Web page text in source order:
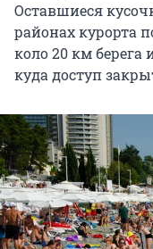
Оставшиеся
районах курорта
коло 20 км берега
куда доступ